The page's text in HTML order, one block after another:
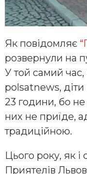
Як повідомляє
розвернули на
У той самий
polsatnews, діти
23 години, бо
них не приїде,
традиційною.
Цього року, як і
Приятелів